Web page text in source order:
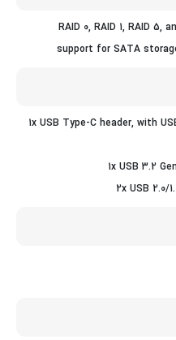
RAID 0, RAID 1, RAID 5,
support for SATA
1x USB Type-C header, with
1x USB 3.2
2x USB 2.0/